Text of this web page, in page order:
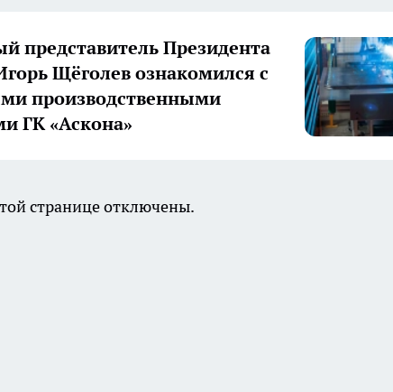
представитель Президента
Щёголев ознакомился с
производственными
ГК «Аскона»
странице отключены.